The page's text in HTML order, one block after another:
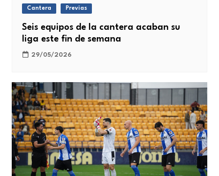
Cantera Previas
Seis equipos de la cantera acaban su
liga este fin de semana
29/05/2026